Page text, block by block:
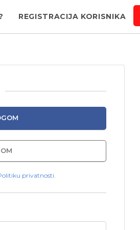
REGISTRACIJA KORISNIKA
privatnosti.